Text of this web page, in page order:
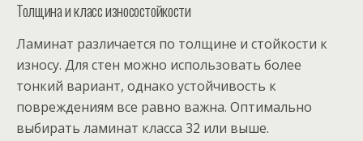
Толщина и класс износостойкости
Ламинат различается по толщине и стойкости к
износу. Для стен можно использовать более
тонкий вариант, однако устойчивость к
повреждениям все равно важна. Оптимально
выбирать ламинат класса 32 или выше.